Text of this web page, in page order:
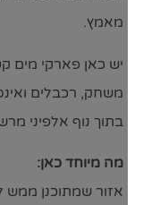
מאמץ.
יש כאן פארקי מים
משחק, רכבלים
בתוך נוף אלפיני
מה מיוחד כאן:
אזור שמתוכנן ממש